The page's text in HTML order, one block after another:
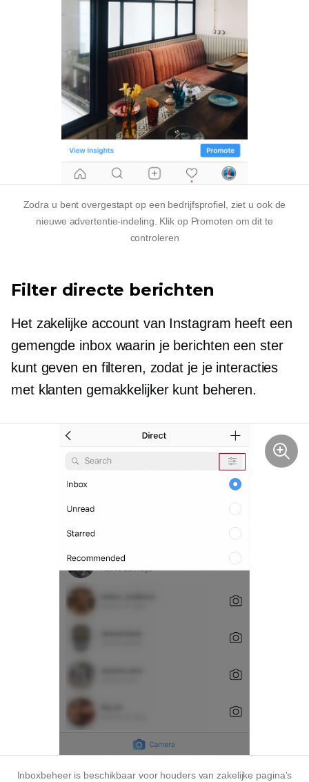
Zodra u bent overgestapt op een bedrijfsprofiel, ziet u ook de
nieuwe advertentie-indeling. Klik op Promoten om dit te
controleren
Filter directe berichten
Het zakelijke account van Instagram heeft een
gemengde inbox waarin je berichten een ster
kunt geven en filteren, zodat je je interacties
met klanten gemakkelijker kunt beheren.
Inboxbeheer is beschikbaar voor houders van zakelijke pagina's